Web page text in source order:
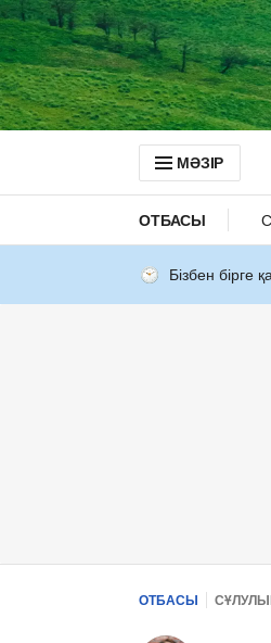
МӘЗІР
ОТБАСЫ
Бізбен бірге
ОТБАСЫ